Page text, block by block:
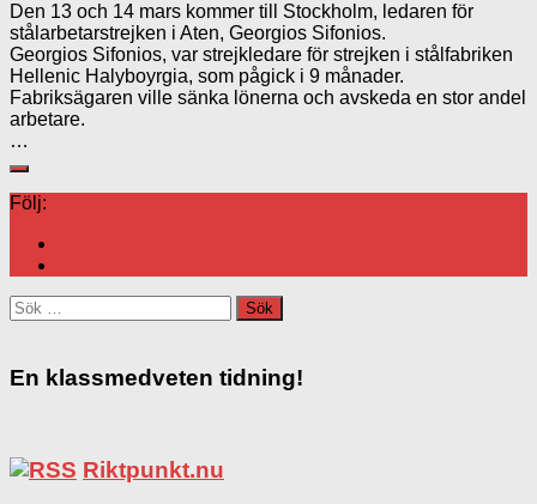
Den 13 och 14 mars kommer till Stockholm, ledaren för
stålarbetarstrejken i Aten, Georgios Sifonios.
Georgios Sifonios, var strejkledare för strejken i stålfabriken
Hellenic Halyboyrgia, som pågick i 9 månader.
Fabriksägaren ville sänka lönerna och avskeda en stor andel
arbetare.
…
Följ:
Sök
efter:
En klassmedveten tidning!
Riktpunkt.nu